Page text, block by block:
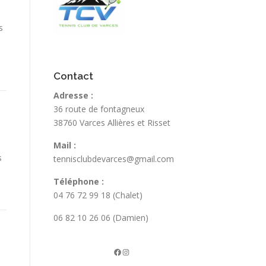
Contact
Adresse :
36 route de fontagneux
38760 Varces Allières et Risset
Mail :
tennisclubdevarces@gmail.com
Téléphone :
04 76 72 99 18 (Chalet)
06 82 10 26 06 (Damien)
La page FB du TCV Instagram